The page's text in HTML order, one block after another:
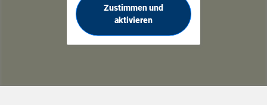
Zustimmen und
aktivieren